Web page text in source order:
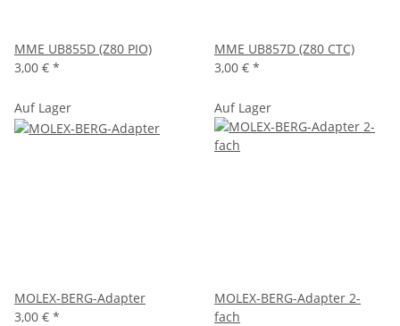
MME UB855D (Z80 PIO)
3,00 € *
MME UB857D (Z80 CTC)
3,00 € *
Auf Lager
MOLEX-BERG-Adapter
3,00 € *
Auf Lager
MOLEX-BERG-Adapter 2-
fach